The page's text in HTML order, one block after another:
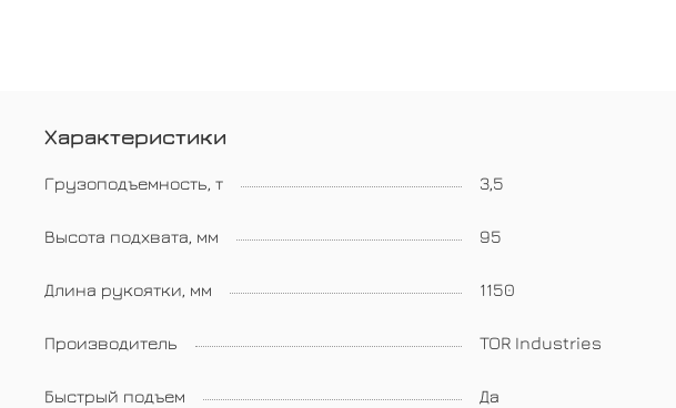
Характеристики
Грузоподъемность, т 3,5
Высота подхвата, мм 95
Длина рукоятки, мм 1150
Производитель TOR Industries
Быстрый подъем Да